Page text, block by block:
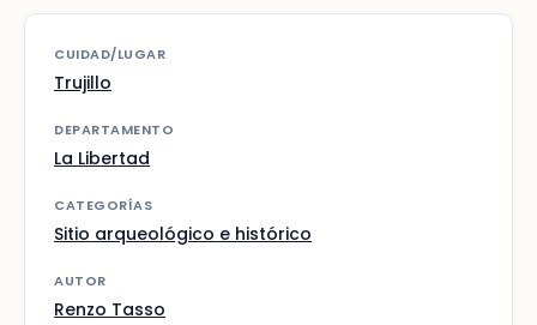
CUIDAD/LUGAR
Trujillo
DEPARTAMENTO
La Libertad
CATEGORÍAS
Sitio arqueológico e histórico
AUTOR
Renzo Tasso